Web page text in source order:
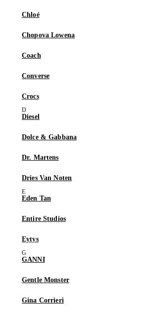
Chloé
Chopova Lowena
Coach
Converse
Crocs
Diesel
Dolce & Gabbana
Dr. Martens
Dries Van Noten
Eden Tan
Entire Studios
Eytys
GANNI
Gentle Monster
Gina Corrieri